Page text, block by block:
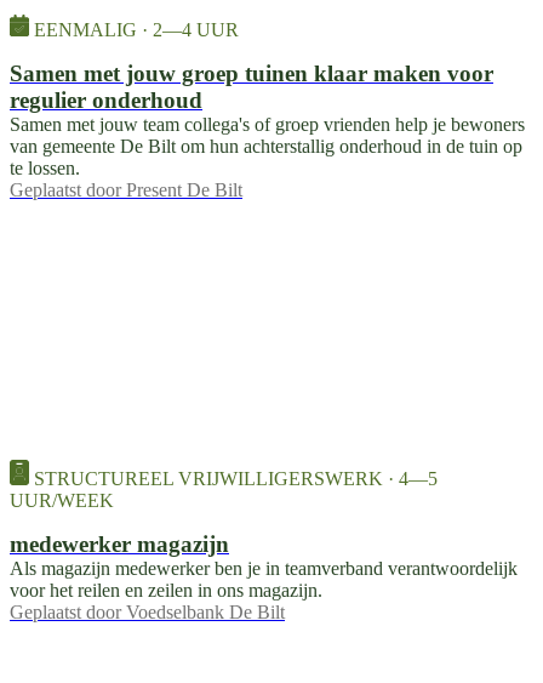
EENMALIG · 2—4 UUR
Samen met jouw groep tuinen klaar maken voor
regulier onderhoud
Samen met jouw team collega's of groep vrienden help je bewoners
van gemeente De Bilt om hun achterstallig onderhoud in de tuin op
te lossen.
Geplaatst door Present De Bilt
STRUCTUREEL VRIJWILLIGERSWERK · 4—5
UUR/WEEK
medewerker magazijn
Als magazijn medewerker ben je in teamverband verantwoordelijk
voor het reilen en zeilen in ons magazijn.
Geplaatst door Voedselbank De Bilt